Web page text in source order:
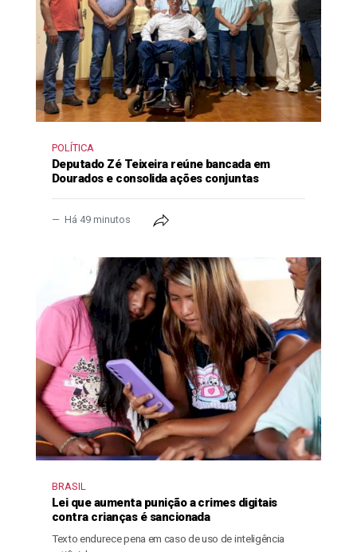
POLÍTICA
Deputado Zé Teixeira reúne bancada em
Dourados e consolida ações conjuntas
Há 49 minutos
BRASIL
Lei que aumenta punição a crimes digitais
contra crianças é sancionada
Texto endurece pena em caso de uso de inteligência